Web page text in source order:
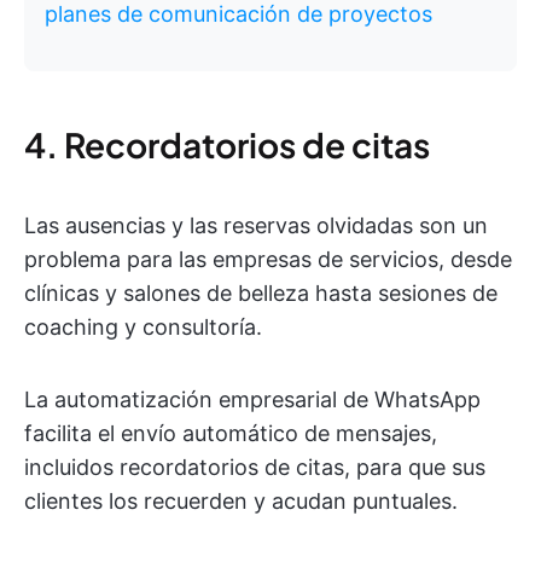
planes de comunicación de proyectos
4. Recordatorios de citas
Las ausencias y las reservas olvidadas son un
problema para las empresas de servicios, desde
clínicas y salones de belleza hasta sesiones de
coaching y consultoría.
La automatización empresarial de WhatsApp
facilita el envío automático de mensajes,
incluidos recordatorios de citas, para que sus
clientes los recuerden y acudan puntuales.